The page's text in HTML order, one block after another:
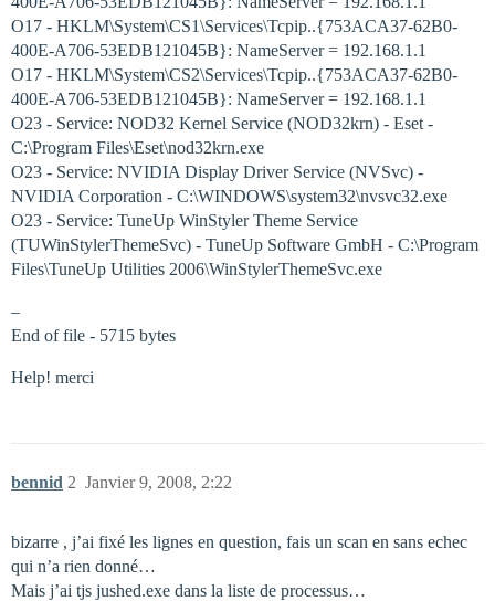
O17 - HKLM\System\CS1\Services\Tcpip..{753ACA37-62B0-
400E-A706-53EDB121045B}: NameServer = 192.168.1.1
O17 - HKLM\System\CS2\Services\Tcpip..{753ACA37-62B0-
400E-A706-53EDB121045B}: NameServer = 192.168.1.1
O23 - Service: NOD32 Kernel Service (NOD32krn) - Eset -
C:\Program Files\Eset\nod32krn.exe
O23 - Service: NVIDIA Display Driver Service (NVSvc) -
NVIDIA Corporation - C:\WINDOWS\system32\nvsvc32.exe
O23 - Service: TuneUp WinStyler Theme Service
(TUWinStylerThemeSvc) - TuneUp Software GmbH - C:\Program
Files\TuneUp Utilities 2006\WinStylerThemeSvc.exe
–
End of file - 5715 bytes
Help! merci
bennid Janvier 9, 2008, 2:22
2
bizarre , j’ai fixé les lignes en question, fais un scan en sans echec
qui n’a rien donné…
Mais j’ai tjs jushed.exe dans la liste de processus…